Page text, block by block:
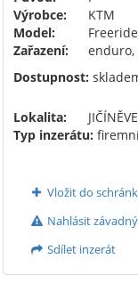
Výrobce:
KTM
Model:
Zařazení:
Dostupnost:
Lokalita:
Typ inzerátu:
Vložit do
Nahlásit
Sdílet inzerát